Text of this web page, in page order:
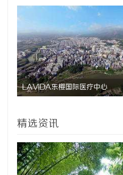
LAVIDA乐樱国际医疗中心
精选资讯